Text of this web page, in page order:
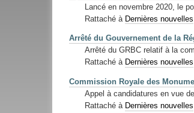
Lancé en novembre 2020, le
Rattaché à Dernières nouvelles
Arrêté du Gouvernement de la
Arrêté du GRBC relatif à la
Rattaché à Dernières nouvelles
Commission Royale des
Appel à candidatures en vue
Rattaché à Dernières nouvelles